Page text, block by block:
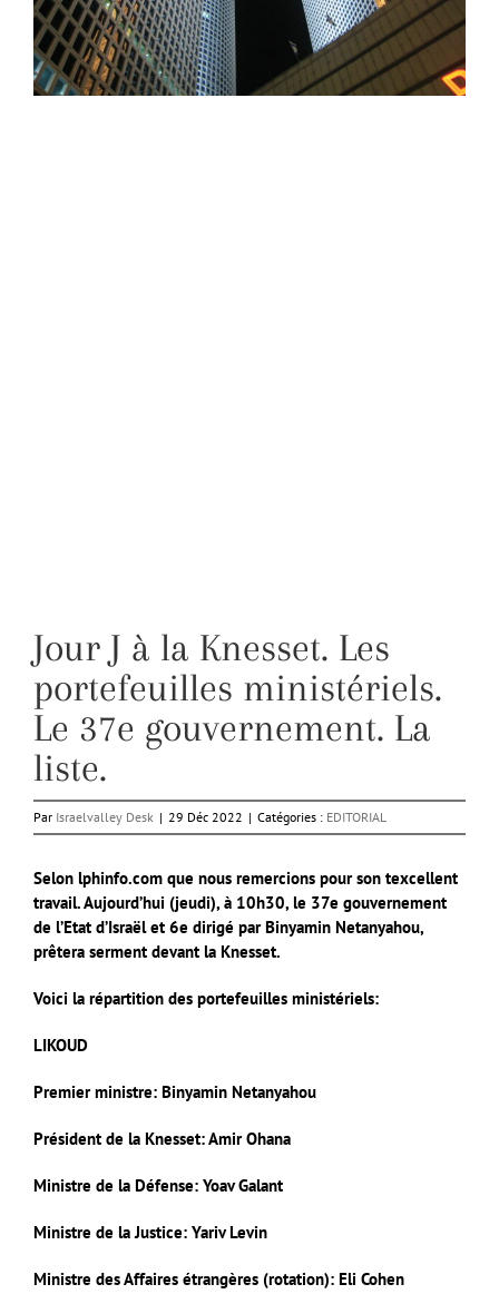
Jour J à la Knesset. Les
portefeuilles ministériels.
Le 37e gouvernement. La
liste.
Par Israelvalley Desk | 29 Déc 2022 | Catégories : EDITORIAL
Selon lphinfo.com que nous remercions pour son texcellent
travail.Aujourd’hui (jeudi), à 10h30, le 37e gouvernement
de l’Etat d’Israël et 6e dirigé par Binyamin Netanyahou,
prêtera serment devant la Knesset.
Voici la répartition des portefeuilles ministériels:
LIKOUD
Premier ministre: Binyamin Netanyahou
Président de la Knesset: Amir Ohana
Ministre de la Défense: Yoav Galant
Ministre de la Justice: Yariv Levin
Ministre des Affaires étrangères (rotation): Eli Cohen